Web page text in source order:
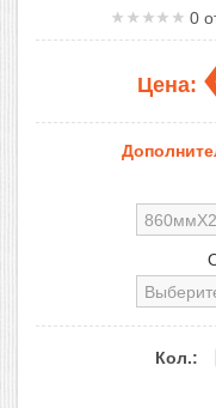
0
Цена:
Кол.: